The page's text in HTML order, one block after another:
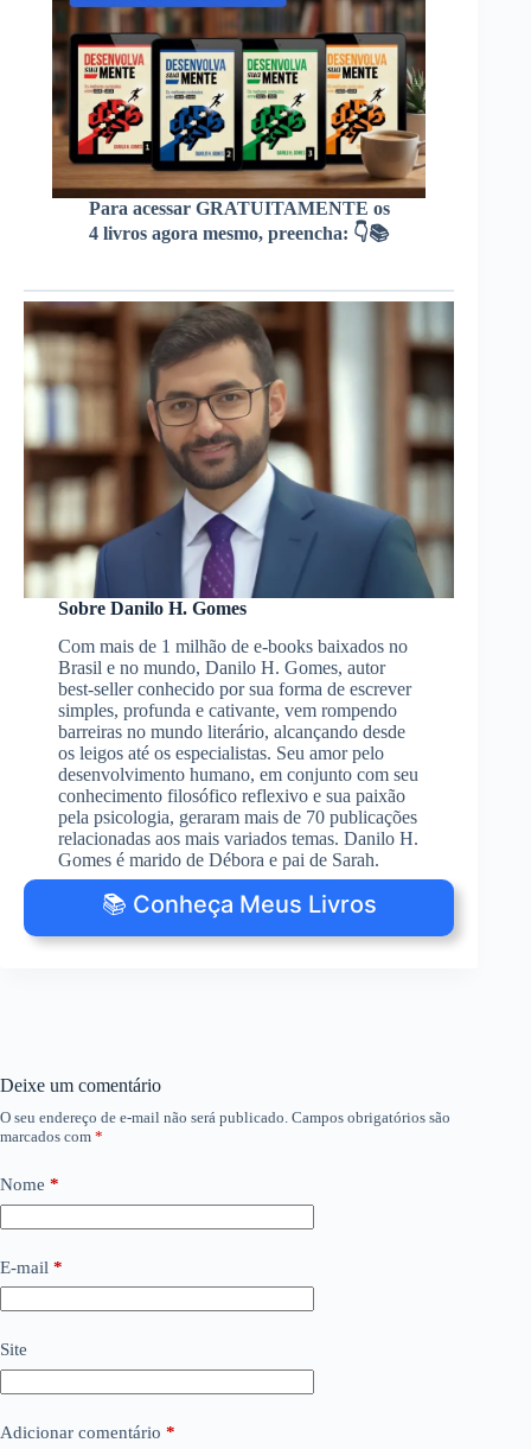
Para acessar GRATUITAMENTE os
4 livros agora mesmo, preencha: 👇📚
Sobre Danilo H. Gomes
Com mais de 1 milhão de e-books baixados no
Brasil e no mundo, Danilo H. Gomes, autor
best-seller conhecido por sua forma de escrever
simples, profunda e cativante, vem rompendo
barreiras no mundo literário, alcançando desde
os leigos até os especialistas. Seu amor pelo
desenvolvimento humano, em conjunto com seu
conhecimento filosófico reflexivo e sua paixão
pela psicologia, geraram mais de 70 publicações
relacionadas aos mais variados temas. Danilo H.
Gomes é marido de Débora e pai de Sarah.
📚 Conheça Meus Livros
Deixe um comentário
O seu endereço de e-mail não será publicado. Campos obrigatórios são
marcados com *
Nome *
E-mail *
Site
Adicionar comentário *